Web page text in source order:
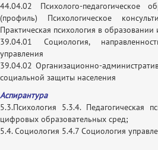
44.04.02 Психолого-педагогическое
(профиль) Психологическое
Практическая психология в
39.04.01 Социология,
управления
39.04.02 Организационно-
социальной защиты населения
Аспирантура
5.3.Психология 5.3.4. Педагогическая
цифровых образовательных сред;
5.4. Социология 5.4.7 Социология